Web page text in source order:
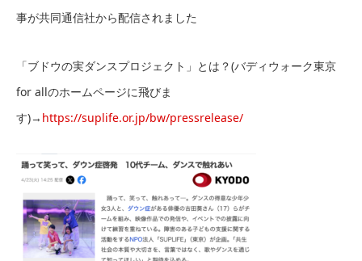
事が共同通信社から配信されました
「ブドウの実ダンスプロジェクト」とは？(バディウォーク東京
for allのホームページに飛びま
す)→ https://suplife.or.jp/bw/pressrelease/